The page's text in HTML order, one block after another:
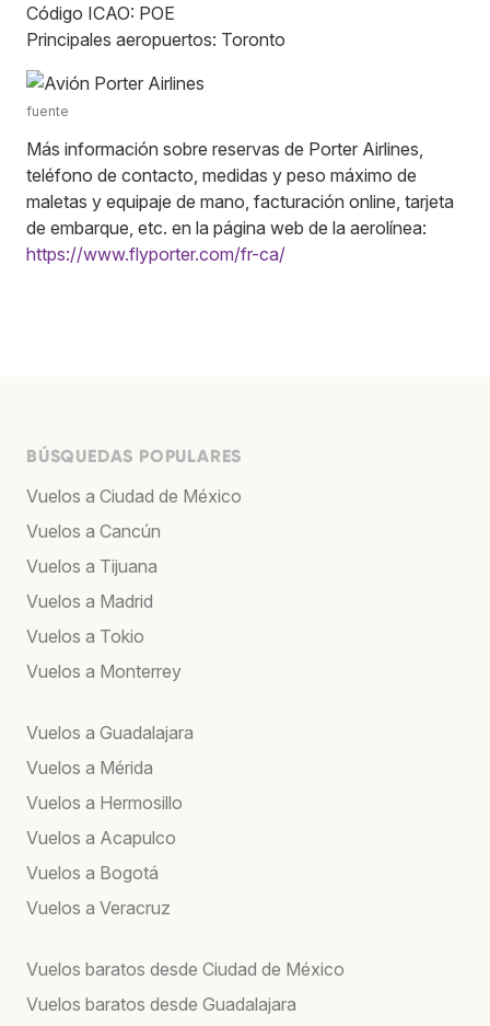
Código ICAO: POE
Principales aeropuertos: Toronto
fuente
Más información sobre reservas de Porter Airlines,
teléfono de contacto, medidas y peso máximo de
maletas y equipaje de mano, facturación online, tarjeta
de embarque, etc. en la página web de la aerolínea:
https://www.flyporter.com/fr-ca/
BÚSQUEDAS POPULARES
Vuelos a Ciudad de México
Vuelos a Cancún
Vuelos a Tijuana
Vuelos a Madrid
Vuelos a Tokio
Vuelos a Monterrey
Vuelos a Guadalajara
Vuelos a Mérida
Vuelos a Hermosillo
Vuelos a Acapulco
Vuelos a Bogotá
Vuelos a Veracruz
Vuelos baratos desde Ciudad de México
Vuelos baratos desde Guadalajara